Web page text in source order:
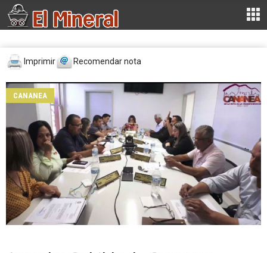
Imprimir Recomendar nota
CANANEA